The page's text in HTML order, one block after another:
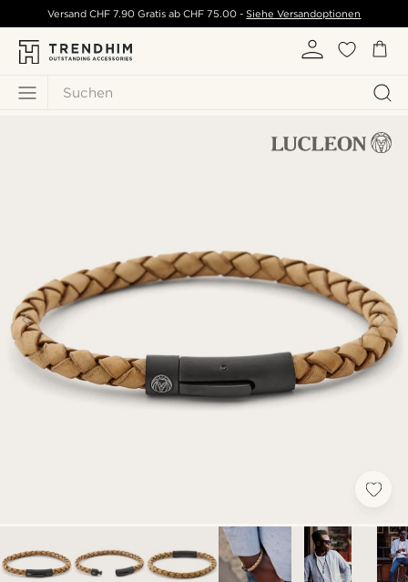
Suchen
Versand CHF 7.90 Gratis ab CHF 75.00 - Siehe Versandoptionen